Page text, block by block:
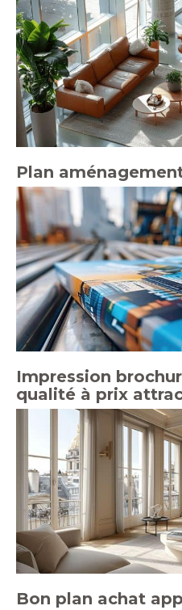
Plan
Impression
qualité à prix
Bon plan achat